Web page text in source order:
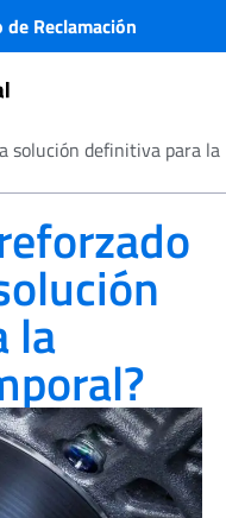
de Reclamación
solución definitiva para la
la